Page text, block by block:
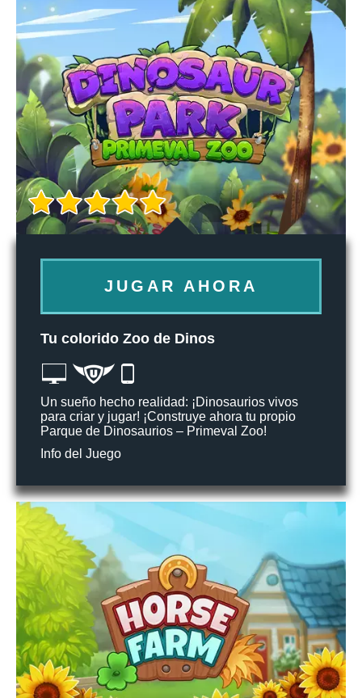
JUGAR AHORA
Tu colorido Zoo de Dinos
Un sueño hecho realidad: ¡Dinosaurios vivos
para criar y jugar! ¡Construye ahora tu propio
Parque de Dinosaurios – Primeval Zoo!
Info del Juego